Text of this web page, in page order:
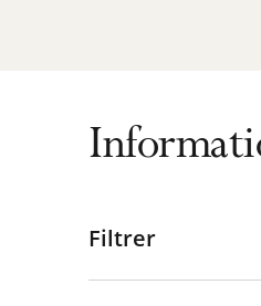
Passer
Filtrer